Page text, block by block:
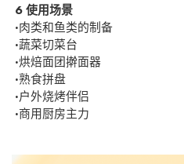
6 使用场景
·肉类和鱼类的制备
·蔬菜切菜台
·烘焙面团擀面器
·熟食拼盘
·户外烧烤伴侣
·商用厨房主力